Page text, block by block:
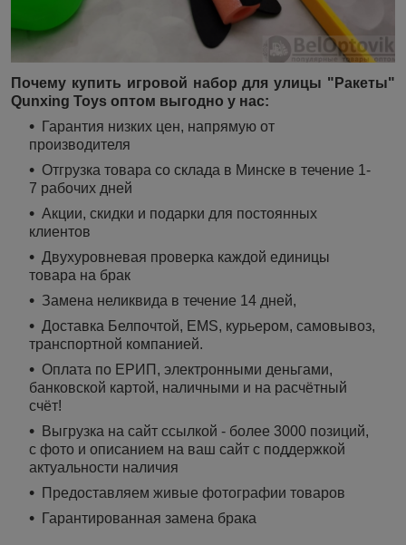
Почему купить игровой набор для улицы "Ракеты"
Qunxing Toys оптом выгодно у нас:
Гарантия низких цен, напрямую от
производителя
Отгрузка товара со склада в Минске в течение 1-
7 рабочих дней
Акции, скидки и подарки для постоянных
клиентов
Двухуровневая проверка каждой единицы
товара на брак
Замена неликвида в течение 14 дней,
Доставка Белпочтой, EMS, курьером, самовывоз,
транспортной компанией.
Оплата по ЕРИП, электронными деньгами,
банковской картой, наличными и на расчётный
счёт!
Выгрузка на сайт ссылкой - более 3000 позиций,
с фото и описанием на ваш сайт с поддержкой
актуальности наличия
Предоставляем живые фотографии товаров
Гарантированная замена брака